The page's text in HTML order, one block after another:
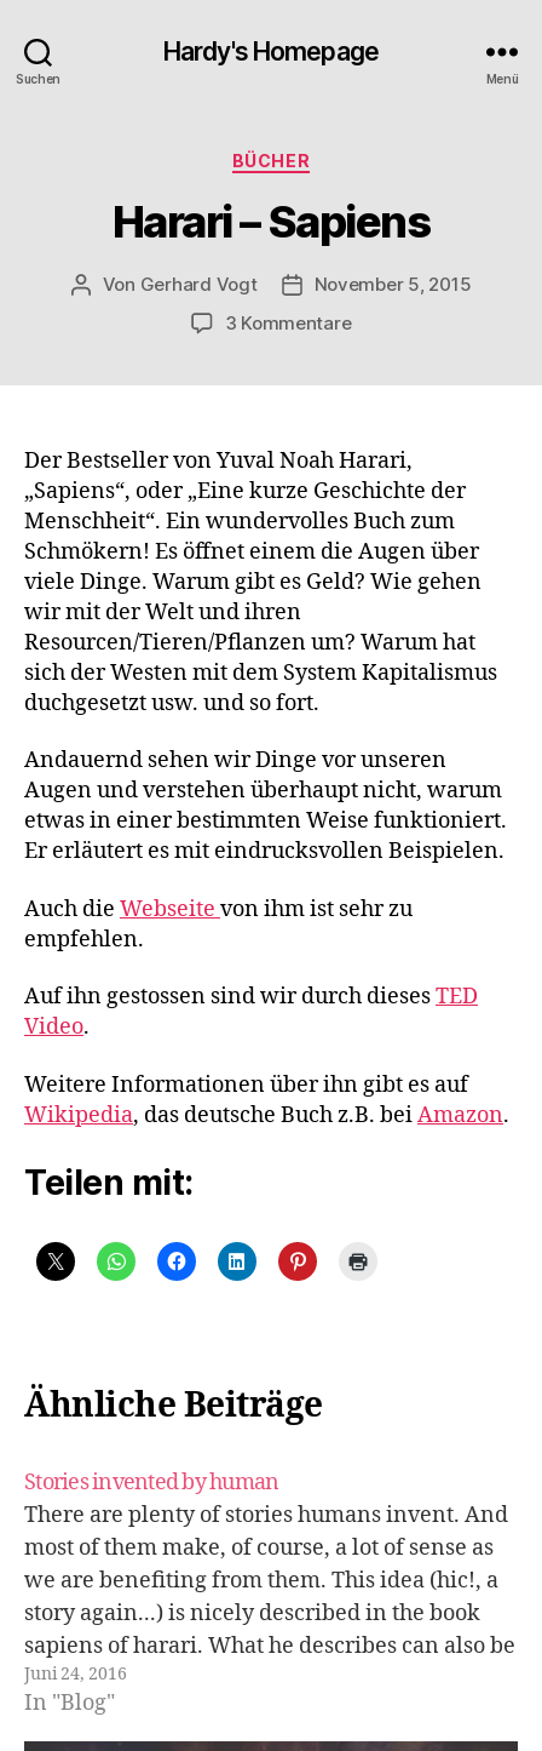
Suchen
Hardy's Homepage
Menü
Kategorien
BÜCHER
Harari – Sapiens
Beitragsautor
Von Gerhard Vogt Veröffentlichungsdatum
November 5, 2015
3 Kommentarezu
Der Bestseller von Yuval Noah Harari,
„Sapiens“, oder „Eine kurze Geschichte der
Menschheit“. Ein wundervolles Buch zum
Schmökern! Es öffnet einem die Augen über
viele Dinge. Warum gibt es Geld? Wie gehen
wir mit der Welt und ihren
Resourcen/Tieren/Pflanzen um? Warum hat
sich der Westen mit dem System Kapitalismus
duchgesetzt usw. und so fort.
Andauernd sehen wir Dinge vor unseren
Augen und verstehen überhaupt nicht, warum
etwas in einer bestimmten Weise funktioniert.
Er erläutert es mit eindrucksvollen Beispielen.
Auch die Webseite von ihm ist sehr zu
empfehlen.
Auf ihn gestossen sind wir durch diesesTED
Video.
Weitere Informationen über ihn gibt es auf
Wikipedia, das deutsche Buch z.B. beiAmazon.
Teilen mit:
Ähnliche Beiträge
Stories invented by human
There are plenty of stories humans invent. And
most of them make, of course, a lot of sense as
we are benefiting from them. This idea (hic!, a
story again...) is nicely described in the book
sapiens of harari. What he describes can also be
extended to e.g. marriages. People…
Juni 24, 2016
In "Blog"